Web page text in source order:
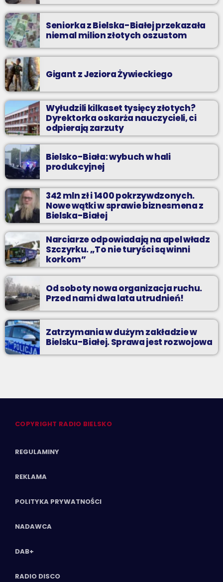
Seniorka z Bielska-Białej przekazała
niemal milion złotych oszustom
Gigant z Jeziora Żywieckiego
Wyłudzili kilkaset tysięcy złotych?
Dyrektorka oskarża nauczycieli, ci
odpierają zarzuty
Bielsko-Biała: wybuch w hali
produkcyjnej
342 mln zł i 1400 pokrzywdzonych.
Nowe wątki w sprawie biznesmena z
Bielska-Białej
Narciarze odpowiadają na apel władz
Szczyrku. „To nie turyści są winni
korkom”
Od soboty nowa organizacja ruchu.
Przed nami dwa lata utrudnień!
Zatrzymania w dużym zakładzie w
Bielsku-Białej. Sprawa jest rozwojowa
COPYRIGHT RADIO BIELSKO
REGULAMINY
REKLAMA
POLITYKA PRYWATNOŚCI
NADAWCA
DAB+
RADIO DISCO